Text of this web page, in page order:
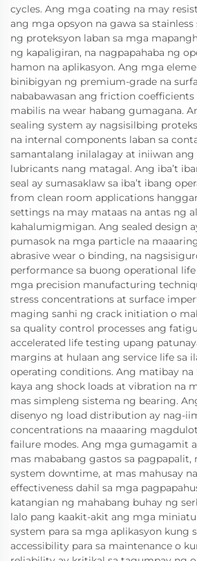
cycles. Ang mga coating na may
ang mga opsyon na gawa sa
ng proteksyon laban sa mga
ng kapaligiran, na nagpapahaba ng
hamon na aplikasyon. Ang mga
binibigyan ng premium-grade na
nababawasan ang friction
mabilis na wear habang gumagana.
sealing system ay nagsisilbing
na internal components laban sa
samantalang inilalagay at iniiwan
lubricants nang matagal. Ang iba’t
seal ay sumasaklaw sa iba’t ibang
from clean room applications
settings na may mataas na antas ng
kahalumigmigan. Ang sealed design
pumasok na mga particle na
abrasive wear o binding, na
performance sa buong operational
mga precision manufacturing
stress concentrations at surface
maging sanhi ng crack initiation o
sa quality control processes ang
accelerated life testing upang
margins at hulaan ang service life sa
operating conditions. Ang matibay na
kaya ang shock loads at vibration na
mas simpleng sistema ng bearing.
disenyo ng load distribution ay nag-
concentrations na maaaring
failure modes. Ang mga gumagamit
mas mababang gastos sa pagpapalit,
system downtime, at mas mahusay
effectiveness dahil sa mga
katangian ng mahabang buhay ng
lalo pang kaakit-akit ang mga
system para sa mga aplikasyon kung
accessibility para sa maintenance o